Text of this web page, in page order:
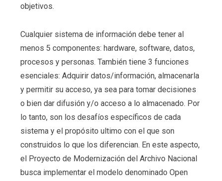
objetivos.
Cualquier sistema de información debe tener al
menos 5 componentes: hardware, software, datos,
procesos y personas. También tiene 3 funciones
esenciales: Adquirir datos/información, almacenarla
y permitir su acceso, ya sea para tomar decisiones
o bien dar difusión y/o acceso a lo almacenado. Por
lo tanto, son los desafíos específicos de cada
sistema y el propósito ultimo con el que son
construidos lo que los diferencian. En este aspecto,
el Proyecto de Modernización del Archivo Nacional
busca implementar el modelo denominado Open